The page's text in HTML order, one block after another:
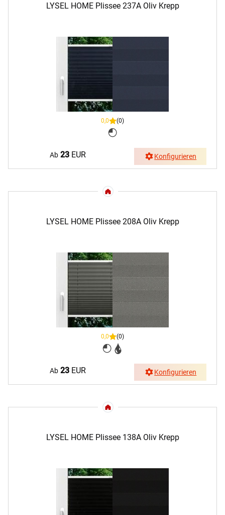
LYSEL HOME Plissee 237A Oliv Krepp
0,0 (0)
Ab 23 EUR Konfigurieren
LYSEL HOME Plissee 208A Oliv Krepp
0,0 (0)
Ab 23 EUR Konfigurieren
LYSEL HOME Plissee 138A Oliv Krepp